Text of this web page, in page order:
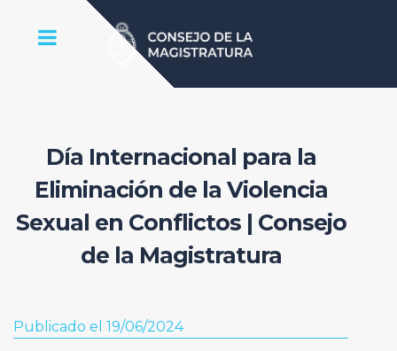
Día Internacional para la
Eliminación de la Violencia
Sexual en Conflictos | Consejo
de la Magistratura
Publicado el 19/06/2024